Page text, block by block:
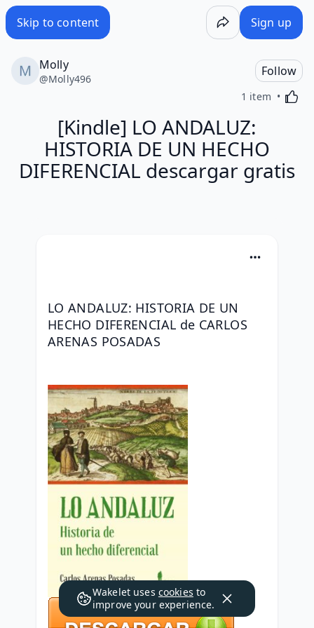
Skip to content Sign up
Molly
@Molly496
Follow
1 item
[Kindle] LO ANDALUZ:
HISTORIA DE UN HECHO
DIFERENCIAL descargar gratis
LO ANDALUZ: HISTORIA DE UN
HECHO DIFERENCIAL de CARLOS
ARENAS POSADAS
Wakelet uses cookies to
improve your experience.